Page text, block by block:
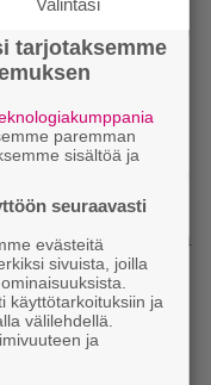
ja yhtiön
David-
esiin elokuvan
heikko
maailman
Lindelofin
Valintasi
tarjotaksemme
paremman
sisältöä ja
seuraavasti
evästeitä
sivuista, joilla
käyttötarkoituksiin ja
välilehdellä.
ja